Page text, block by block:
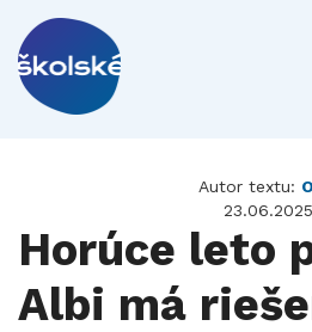
Autor textu:
23.06.2025
Horúce leto
Albi má